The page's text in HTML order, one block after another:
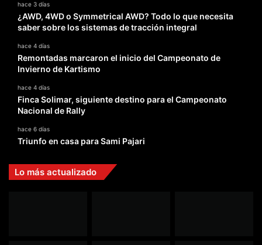
hace 3 días
¿AWD, 4WD o Symmetrical AWD? Todo lo que necesita
saber sobre los sistemas de tracción integral
hace 4 días
Remontadas marcaron el inicio del Campeonato de
Invierno de Kartismo
hace 4 días
Finca Solimar, siguiente destino para el Campeonato
Nacional de Rally
hace 6 días
Triunfo en casa para Sami Pajari
Lo más actualizado